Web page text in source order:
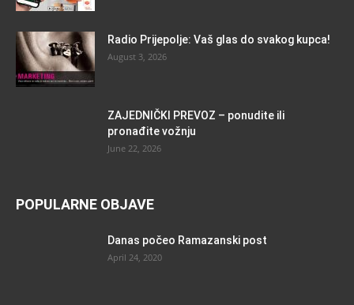
Radio Prijepolje: Vaš glas do svakog kupca!
August 3, 2026
ZAJEDNIČKI PREVOZ – ponudite ili
pronađite vožnju
June 22, 2026
POPULARNE OBJAVE
Danas počeo Ramazanski post
April 24, 2020